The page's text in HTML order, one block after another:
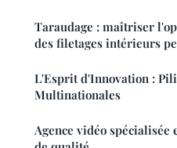
Taraudage : maîtriser
des filetages intérieurs
L'Esprit d'Innovation :
Multinationales
Agence vidéo